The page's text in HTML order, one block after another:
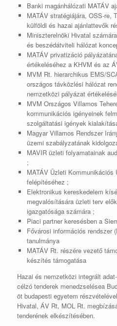
Banki magánhálózati MATÁV
MATÁV stratégiájára, OSS-re,
külföldi és hazai ajánlattevők
Miniszterelnöki Hivatal
és beszédátviteli hálózat
MATÁV privatizáció
értékeléséhez a KHVM és az
MVM Rt. hierarchikus EMS/
országos távközlési hálózat
nemzetközi pályázat
MVM Országos Villamos
kommunikációs igényeinek
szolgáltatási igények
Magyar Villamos Rendszer
üzemi szabályzatának
MAVIR üzleti folyamatainak
;
MATÁV Üzleti
felépítéséhez ;
Elektronikus kereskedelem
megvalósítására üzleti terv
igazgatósága számára ;
Piaci partner keresésben a
Fővárosi információs rendszer
tanulmánya
MATÁV Rt. részére vezető
készítés támogatása
Hazai és nemzetközi integrált
célzó tenderek menedzselésea
öt budapesti egyetem
Hivatal, ÁV Rt, MOL Rt.
tenderének elkészítésében.